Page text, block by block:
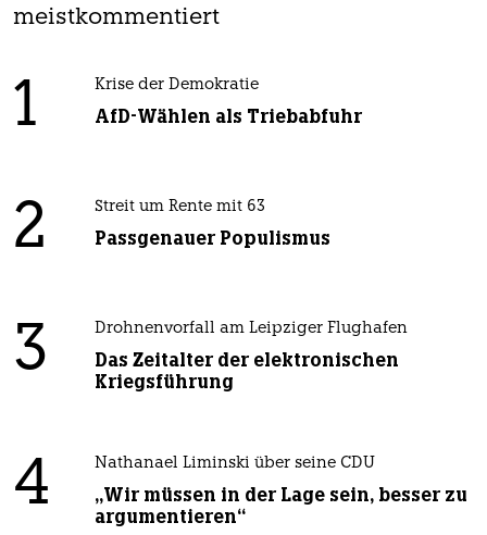
meistkommentiert
1 Krise der Demokratie
AfD-Wählen als Triebabfuhr
2 Streit um Rente mit 63
Passgenauer Populismus
3 Drohnenvorfall am Leipziger Flughafen
Das Zeitalter der elektronischen
Kriegsführung
4 Nathanael Liminski über seine CDU
„Wir müssen in der Lage sein, besser zu
argumentieren“